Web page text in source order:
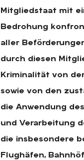
Mitgliedstaat mit
Bedrohung
aller
durch diesen
Kriminalität von
sowie von den
die Anwendung
und Verarbeitung
die insbesondere
Flughäfen,